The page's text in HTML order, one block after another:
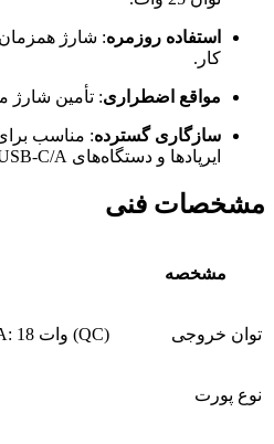
استفاده روزمره: شارژ
کار.
مواقع اضطراری: تأمین
سازگاری گسترده: مناسب
ایرپادها و دستگاه‌های USB-C/A.
مشخصات فنی
مشخصه
توان خروجی USB-C: 25 وات (PD)؛ USB-A: 18 وات (QC)
نوع پورت